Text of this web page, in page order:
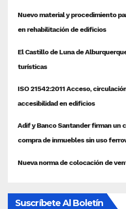
Suscríbete Al Boletín